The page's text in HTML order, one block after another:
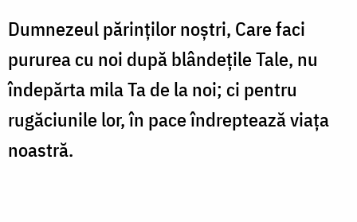
Dumnezeul părinţilor noştri, Care faci
pururea cu noi după blândeţile Tale, nu
îndepărta mila Ta de la noi; ci pentru
rugăciunile lor, în pace îndreptează viaţa
noastră.